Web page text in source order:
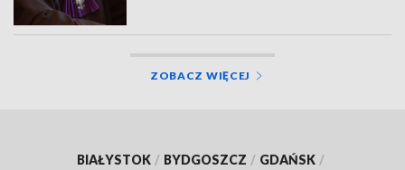
ZOBACZ WIĘCEJ
BIAŁYSTOK / BYDGOSZCZ / GDAŃSK /